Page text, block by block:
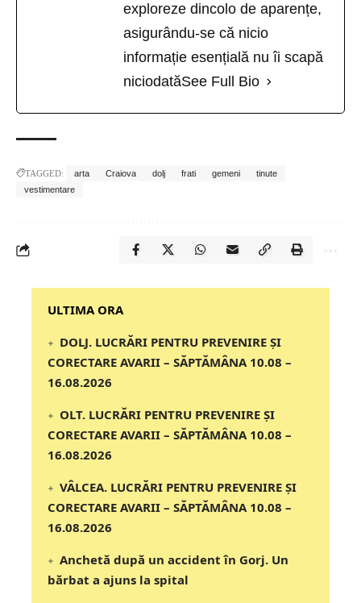
exploreze dincolo de aparențe,
asigurându-se că nicio
informație esențială nu îi scapă
niciodatăSee Full Bio
TAGGED: arta Craiova dolj frati gemeni
tinute
vestimentare
‎‎‎‎‎‎‎ULTIMA ORA
DOLJ. LUCRĂRI PENTRU PREVENIRE ȘI
CORECTARE AVARII – SĂPTĂMÂNA 10.08 –
16.08.2026
OLT. LUCRĂRI PENTRU PREVENIRE ȘI
CORECTARE AVARII – SĂPTĂMÂNA 10.08 –
16.08.2026
VÂLCEA. LUCRĂRI PENTRU PREVENIRE ȘI
CORECTARE AVARII – SĂPTĂMÂNA 10.08 –
16.08.2026
Anchetă după un accident în Gorj. Un
bărbat a ajuns la spital